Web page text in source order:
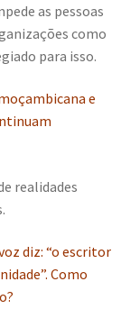
as pessoas
como
para isso.
e
realidades
diz: “o escritor
Como